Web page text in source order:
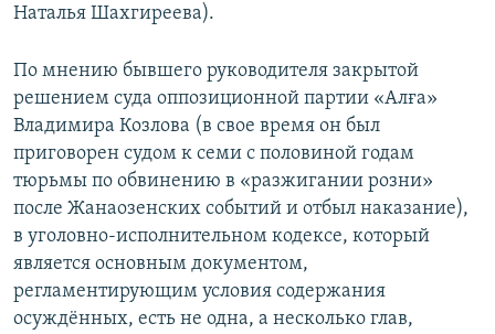
Наталья Шахгиреева).
По мнению бывшего руководителя закрытой
решением суда оппозиционной партии «Алға»
Владимира Козлова (в свое время он был
приговорен судом к семи с половиной годам
тюрьмы по обвинению в «разжигании розни»
после Жанаозенских событий и отбыл наказание),
в уголовно-исполнительном кодексе, который
является основным документом,
регламентирующим условия содержания
осуждённых, есть не одна, а несколько глав,